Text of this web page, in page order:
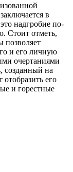
в
надгробие по-
Стоит отметь,
позволяет
и его личную
очертаниями
созданный на
его
и горестные